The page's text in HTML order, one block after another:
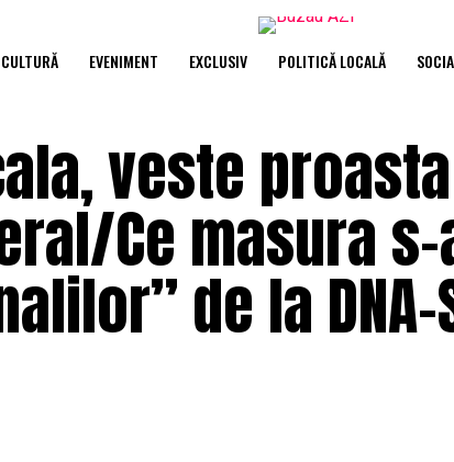
CULTURĂ EVENIMENT EXCLUSIV POLITICĂ LOCALĂ
veste
Ce masura
de la DNA-